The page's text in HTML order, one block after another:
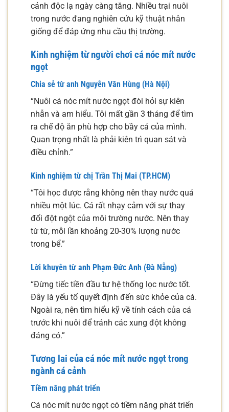
cảnh độc lạ ngày càng tăng. Nhiều trại nuôi
trong nước đang nghiên cứu kỹ thuật nhân
giống để đáp ứng nhu cầu thị trường.
Kinh nghiệm từ người chơi cá nóc mít nước
ngọt
Chia sẻ từ anh Nguyễn Văn Hùng (Hà Nội)
“Nuôi cá nóc mít nước ngọt đòi hỏi sự kiên
nhẫn và am hiểu. Tôi mất gần 3 tháng để tìm
ra chế độ ăn phù hợp cho bầy cá của mình.
Quan trọng nhất là phải kiên trì quan sát và
điều chỉnh.”
Kinh nghiệm từ chị Trần Thị Mai (TP.HCM)
“Tôi học được rằng không nên thay nước quá
nhiều một lúc. Cá rất nhạy cảm với sự thay
đổi đột ngột của môi trường nước. Nên thay
từ từ, mỗi lần khoảng 20-30% lượng nước
trong bể.”
Lời khuyên từ anh Phạm Đức Anh (Đà Nẵng)
“Đừng tiếc tiền đầu tư hệ thống lọc nước tốt.
Đây là yếu tố quyết định đến sức khỏe của cá.
Ngoài ra, nên tìm hiểu kỹ về tính cách của cá
trước khi nuôi để tránh các xung đột không
đáng có.”
Tương lai của cá nóc mít nước ngọt trong
ngành cá cảnh
Tiềm năng phát triển
Cá nóc mít nước ngọt có tiềm năng phát triển